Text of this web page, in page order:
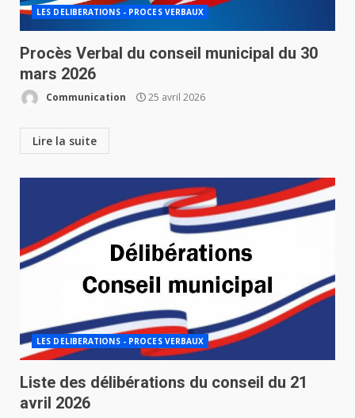
LES DELIBERATIONS - PROCES VERBAUX
Procès Verbal du conseil municipal du 30
mars 2026
Communication 25 avril 2026
Lire la suite
LES DELIBERATIONS - PROCES VERBAUX
Liste des délibérations du conseil du 21
avril 2026